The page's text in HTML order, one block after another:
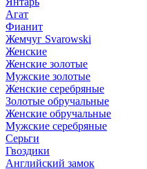
Агат
Фианит
Жемчуг Svarowski
Женские
Женские золотые
Мужские золотые
Женские серебряные
Золотые обручальные
Женские обручальные
Мужские серебряные
Серьги
Гвоздики
Английский замок